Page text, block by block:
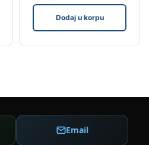
Dodaj u korpu
Email